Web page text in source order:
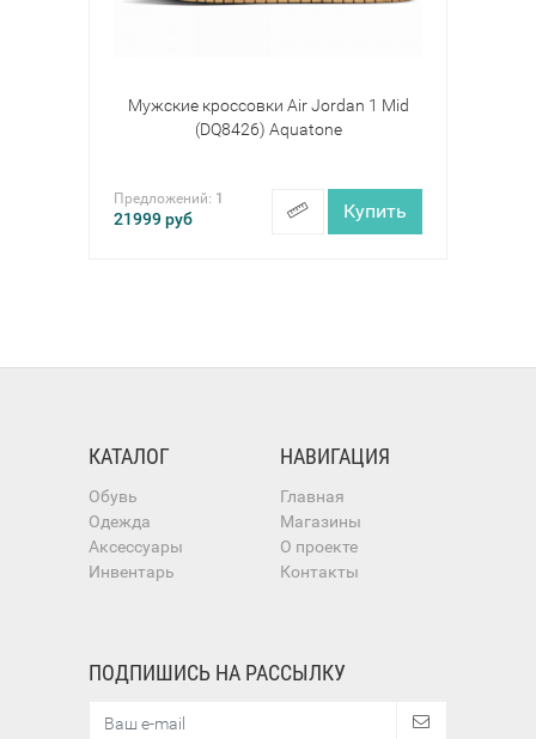
Мужские кроссовки Air Jordan 1 Mid
(DQ8426) Aquatone
Предложений: 1
21999руб Купить
КАТАЛОГ
Обувь
Одежда
Аксессуары
Инвентарь
НАВИГАЦИЯ
Главная
Магазины
О проекте
Контакты
ПОДПИШИСЬ НА РАССЫЛКУ